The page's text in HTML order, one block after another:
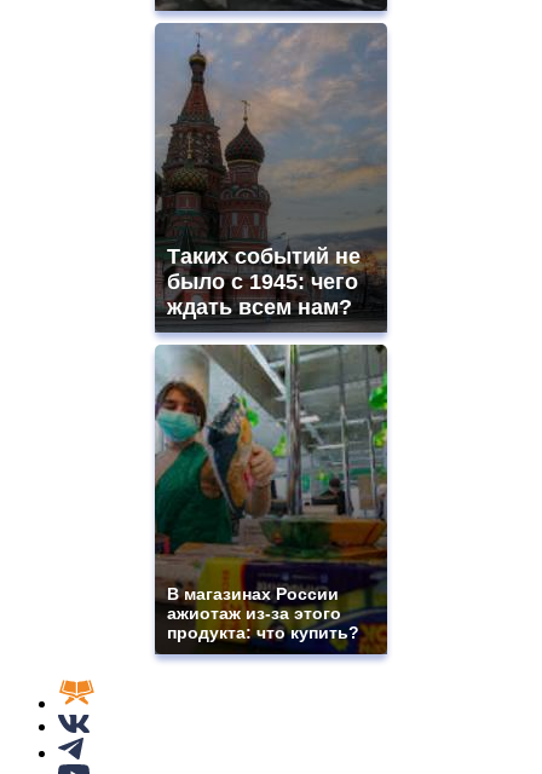
Таких событий не
было с 1945: чего
ждать всем нам?
В магазинах России
ажиотаж из-за этого
продукта: что купить?